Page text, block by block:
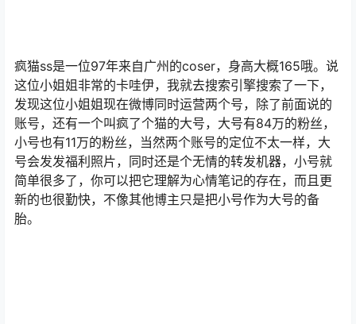
疯猫ss是一位97年来自广州的coser，身高大概165哦。说
这位小姐姐非常的卡哇伊，我就去搜索引擎搜索了一下，
发现这位小姐姐现在微博同时运营两个号，除了前面说的
账号，还有一个叫疯了个猫的大号，大号有84万的粉丝，
小号也有11万的粉丝，当然两个账号的定位不太一样，大
号会发发福利照片，同时还是个无情的转发机器，小号就
简单很多了，你可以把它理解为心情笔记的存在，而且更
新的也很勤快，不像其他博主只是把小号作为大号的备
胎。